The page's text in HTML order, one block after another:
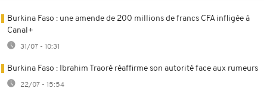
Burkina Faso : une amende de 200 millions de francs CFA infligée à
Canal+
31/07 - 10:31
Burkina Faso : Ibrahim Traoré réaffirme son autorité face aux rumeurs
22/07 - 15:54